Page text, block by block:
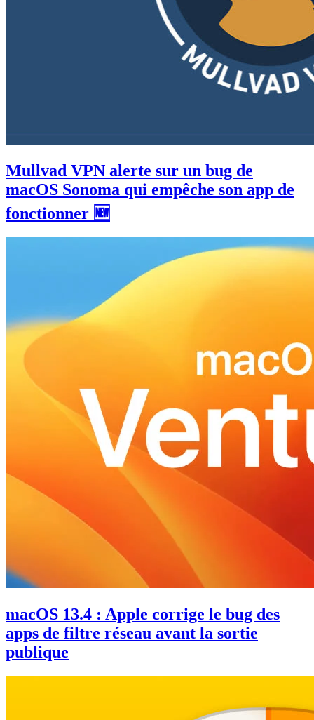
Mullvad VPN alerte sur un bug de
macOS Sonoma qui empêche son app de
fonctionner 🆕
macOS 13.4 : Apple corrige le bug des
apps de filtre réseau avant la sortie
publique